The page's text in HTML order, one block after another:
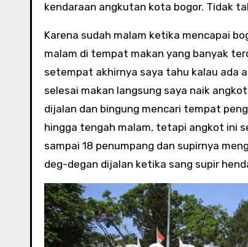
kendaraan angkutan kota bogor. Tidak
Karena sudah malam ketika mencapai
malam di tempat makan yang banyak
setempat akhirnya saya tahu kalau ada
selesai makan langsung saya naik
dijalan dan bingung mencari tempat
hingga tengah malam, tetapi angkot ini
sampai 18 penumpang dan supirnya
deg-degan dijalan ketika sang supir